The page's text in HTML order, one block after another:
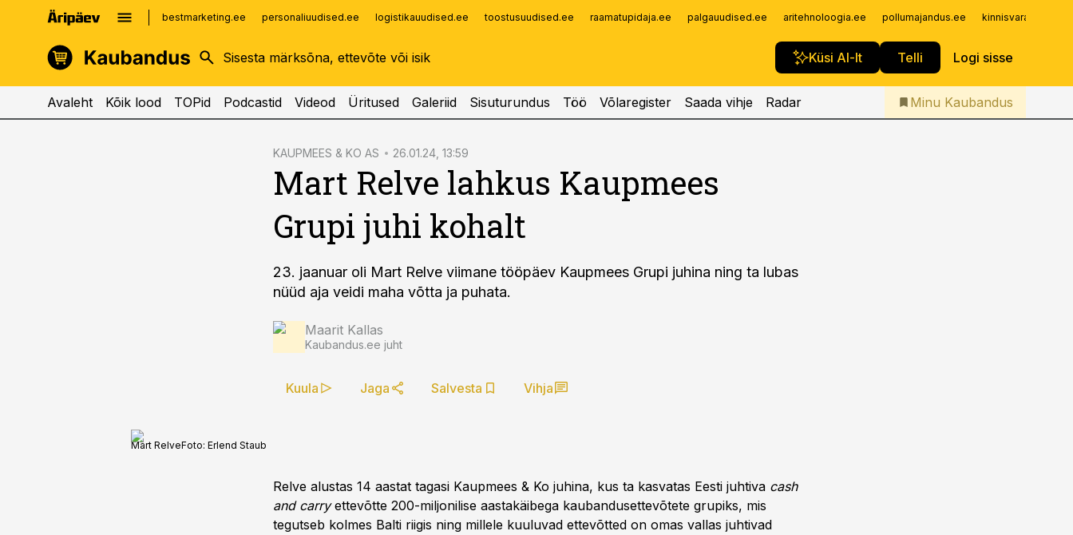
bestmarketing.ee personaliuudised.ee logistikauudised.ee toostusuudised.ee raamatupidaja.ee palgauudised.ee aritehnoloogia.ee pollumajandus.ee
Küsi AI-lt Telli Logi sisse
kinnisvarauudised.ee
logistikauudised.ee
imelineajalugu.ee
Infopank
Iseteenindus
Telli Kaubandus
Avaleht Kõik lood TOPid Podcastid Videod Üritused Galeriid Sisuturundus Töö Võlaregister Saada vihje Radar Minu Kaubandus
KAUPMEES & KO AS 26.01.24, 13:59
Mart Relve lahkus Kaupmees
Grupi juhi kohalt
23. jaanuar oli Mart Relve viimane tööpäev Kaupmees Grupi juhina ning ta lubas
nüüd aja veidi maha võtta ja puhata.
Maarit Kallas
Kaubandus.ee juht
Kuula Jaga Salvesta Vihja
Mart RelveFoto: Erlend Staub
Relve alustas 14 aastat tagasi Kaupmees & Ko juhina, kus ta kasvatas Eesti juhtiva cash
and carryettevõtte 200-miljonilise aastakäibega kaubandusettevõtete grupiks, mis
tegutseb kolmes Balti riigis ning millele kuuluvad ettevõtted on omas vallas juhtivad